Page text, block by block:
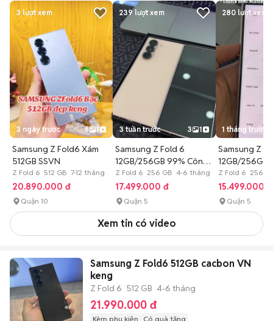
3 lượt xem
3 ngày trước 6 1
Samsung Z Fold6 Xám
512GB SSVN
Z Fold 6 512 GB 7-12 tháng
20.890.000 đ
Quận 10
239 lượt xem
3 tuần trước 3 1
Samsung Z Fold 6
12GB/256GB 99% Công
Ty NGUYÊN BẢN
Z Fold 6 256 GB 4-6 tháng
17.499.000 đ
Quận 5
280 lượt xem
1 tháng trước
Samsung Z
12GB/256GB
Hàn Quốc
Z Fold 6 256
15.499.000 đ
Quận 5
Xem tin có video
Samsung Z Fold6 512GB cacbon VN
keng
Z Fold 6 512 GB 4-6 tháng
21.990.000 đ
Kèm phụ kiện Có quà tặng